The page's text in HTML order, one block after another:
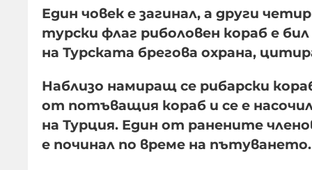
Един човек е загинал, а други
турски флаг риболовен кораб е
на Турската брегова охрана,
Наблизо намиращ се рибарски
от потъващия кораб и се е
на Турция. Един от ранените
е починал по време на пътуването.